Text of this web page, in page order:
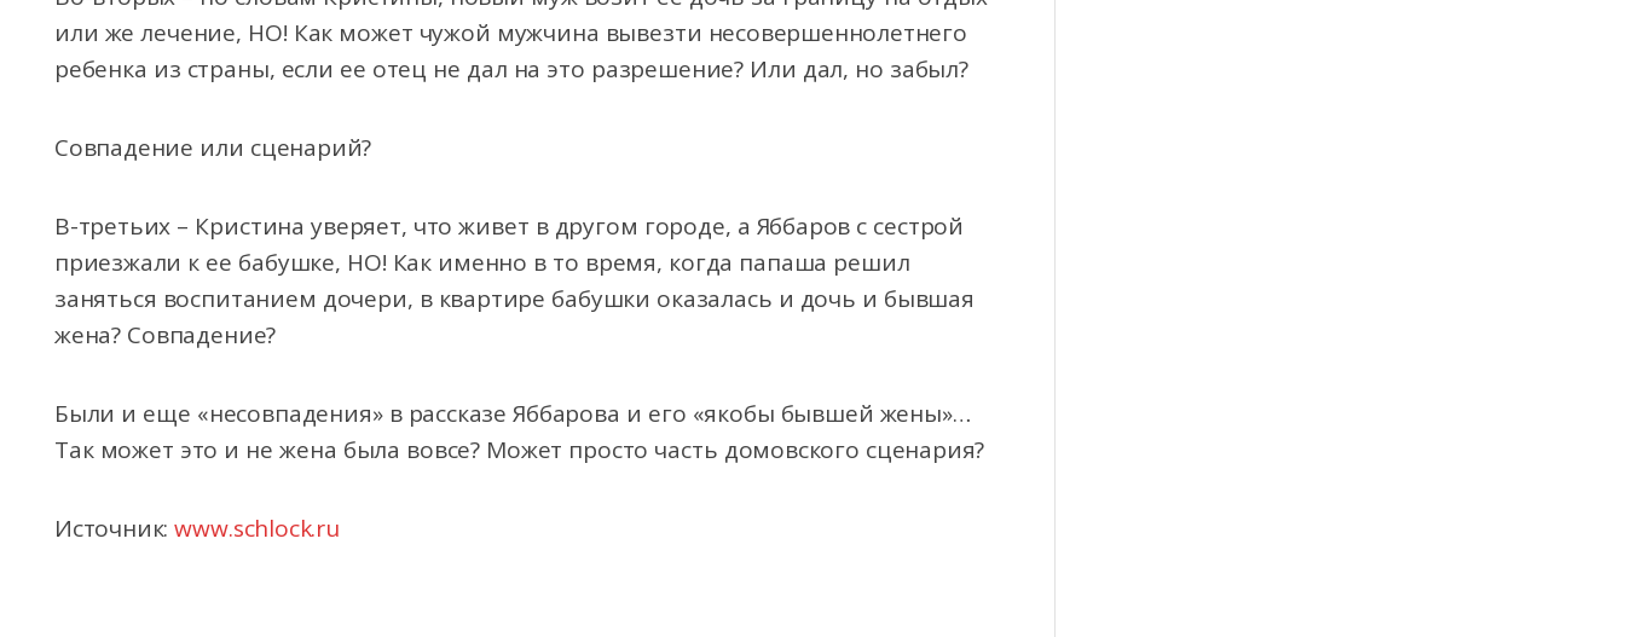
или же лечение, НО! Как может чужой мужчина вывезти несовершеннолетнего
ребенка из страны, если ее отец не дал на это разрешение? Или дал, но забыл?
Совпадение или сценарий?
В-третьих – Кристина уверяет, что живет в другом городе, а Яббаров с сестрой
приезжали к ее бабушке, НО! Как именно в то время, когда папаша решил
заняться воспитанием дочери, в квартире бабушки оказалась и дочь и бывшая
жена? Совпадение?
Были и еще «несовпадения» в рассказе Яббарова и его «якобы бывшей жены»…
Так может это и не жена была вовсе? Может просто часть домовского сценария?
Источник:www.schlock.ru